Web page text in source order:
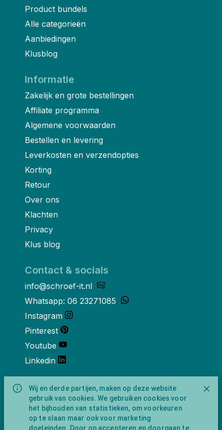
Wij en derde partijen, maken op deze website
gebruik van cookies. We gebruiken cookies voor
het bijhouden van statistieken, om voorkeuren
op te slaan maar ook voor marketing
doeleinden. Door op accepteren en doorgaan te
Product bundels
Alle categorieën
Aanbiedingen
Klusblog
Informatie
Zakelijk en grote bestellingen
Affiliate programma
Algemene voorwaarden
Bestellen en levering
Leverkosten en verzendopties
Korting
Retour
Over ons
Klachten
Privacy
Klus blog
Contact & socials
info@schroef-it.nl
Whatsapp: 06 23271085
Instagram
Pinterest
Youtube
Linkedin
Over ons
Schroef-it is een handelsnaam van
NewFeather B.V. geregisteerd onder KVK
nummer 91702593 met BTW-